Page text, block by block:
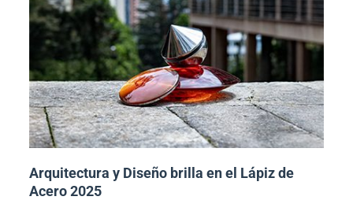
Arquitectura y Diseño brilla en el Lápiz de
Acero 2025